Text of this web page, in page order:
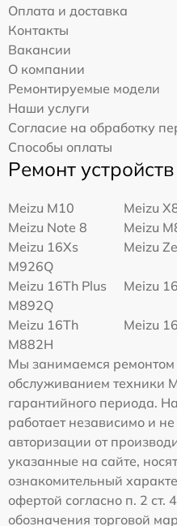
Оплата и доставка
Контакты
Вакансии
О компании
Ремонтируемые модели
Наши услуги
Согласие на обработку
Способы оплаты
Ремонт устройств
Meizu M10
Meizu
Meizu Note 8
Meizu
Meizu 16Xs
M926Q
Meizu
Meizu 16Th Plus
M892Q
Meizu
Meizu 16Th
M882H
Meizu
Мы занимаемся ремонтом
обслуживанием техники
гарантийного периода.
работает независимо и
авторизации от
указанные на сайте,
ознакомительный
офертой согласно п. 2
обозначения торговой